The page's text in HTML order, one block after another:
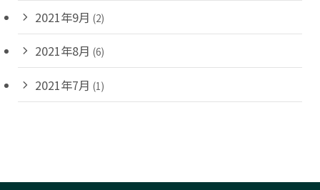
2021年9月 (2)
2021年8月 (6)
2021年7月 (1)